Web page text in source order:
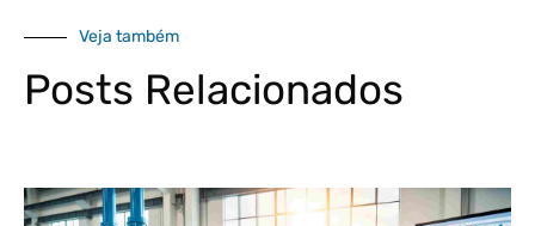
Veja também
Posts Relacionados